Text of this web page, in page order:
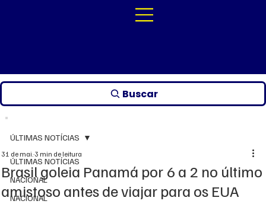
Buscar
ÚLTIMAS NOTÍCIAS
NACIONAL
NACIONAL
ÚLTIMAS NOTÍCIAS
Brasil goleia Panamá por 6 a 2 no último
amistoso antes de viajar para os EUA
31 de mai.3 min de leitura